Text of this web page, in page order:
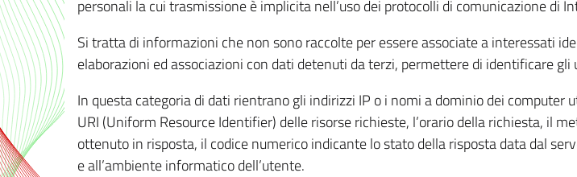
personali la cui trasmissione è implicita nell’uso dei protocolli di comunicazione di
Si tratta di informazioni che non sono raccolte per essere associate a interessati
elaborazioni ed associazioni con dati detenuti da terzi, permettere di identificare gli
In questa categoria di dati rientrano gli indirizzi IP o i nomi a dominio dei
URI (Uniform Resource Identifier) delle risorse richieste, l’orario della richiesta, il
ottenuto in risposta, il codice numerico indicante lo stato della risposta data dal
e all’ambiente informatico dell’utente.